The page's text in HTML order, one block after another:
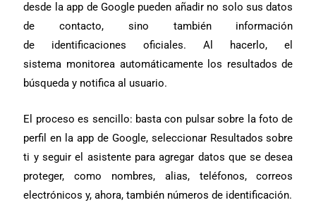
desde la app de Google pueden añadir no solo sus datos
de contacto, sino también información
de identificaciones oficiales. Al hacerlo, el
sistema monitorea automáticamente los resultados de
búsqueda y notifica al usuario.
El proceso es sencillo: basta con pulsar sobre la foto de
perfil en la app de Google, seleccionar Resultados sobre
ti y seguir el asistente para agregar datos que se desea
proteger, como nombres, alias, teléfonos, correos
electrónicos y, ahora, también números de identificación.